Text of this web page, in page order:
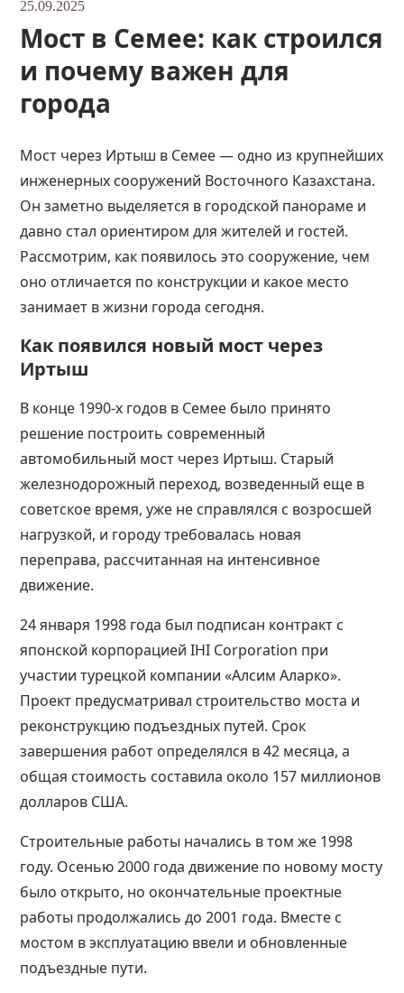
25.09.2025
Мост в Семее: как строился
и почему важен для
города
Мост через Иртыш в Семее — одно из крупнейших
инженерных сооружений Восточного Казахстана.
Он заметно выделяется в городской панораме и
давно стал ориентиром для жителей и гостей.
Рассмотрим, как появилось это сооружение, чем
оно отличается по конструкции и какое место
занимает в жизни города сегодня.
Как появился новый мост через
Иртыш
В конце 1990-х годов в Семее было принято
решение построить современный
автомобильный мост через Иртыш. Старый
железнодорожный переход, возведенный еще в
советское время, уже не справлялся с возросшей
нагрузкой, и городу требовалась новая
переправа, рассчитанная на интенсивное
движение.
24 января 1998 года был подписан контракт с
японской корпорацией IHI Corporation при
участии турецкой компании «Алсим Аларко».
Проект предусматривал строительство моста и
реконструкцию подъездных путей. Срок
завершения работ определялся в 42 месяца, а
общая стоимость составила около 157 миллионов
долларов США.
Строительные работы начались в том же 1998
году. Осенью 2000 года движение по новому мосту
было открыто, но окончательные проектные
работы продолжались до 2001 года. Вместе с
мостом в эксплуатацию ввели и обновленные
подъездные пути.